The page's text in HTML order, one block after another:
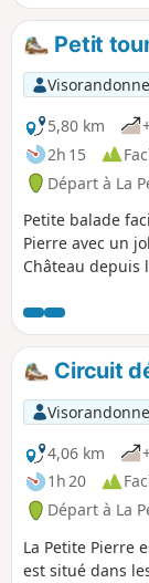
Petit
5,80 km
2h 15
Départ à La
Petite balade
Pierre avec un
Château depuis
Circuit
4,06 km
1h 20
Départ à La
La Petite Pierre
est situé dans